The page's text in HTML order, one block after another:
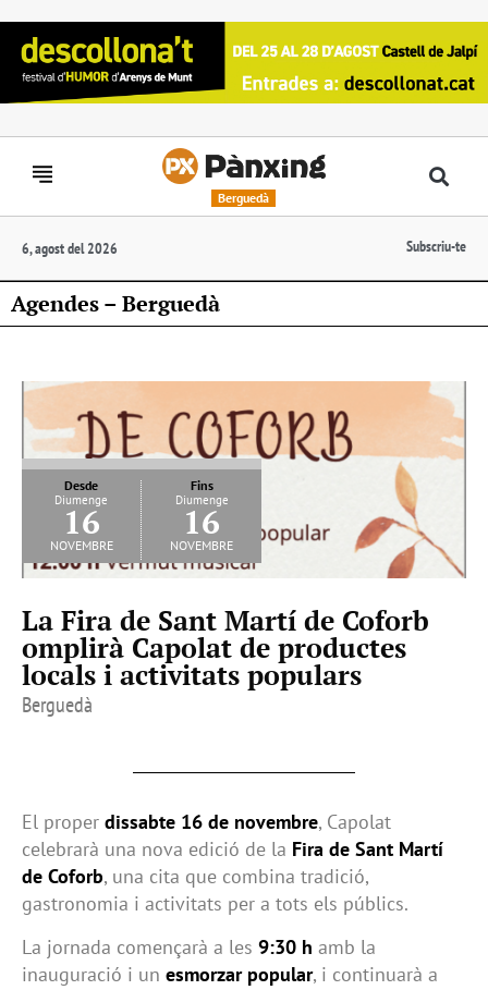
Berguedà
6, agost del 2026 Subscriu-te
Agendes – Berguedà
Desde
Diumenge
16
novembre
Fins
Diumenge
16
novembre
La Fira de Sant Martí de Coforb
omplirà Capolat de productes
locals i activitats populars
Berguedà
El proper dissabte 16 de novembre, Capolat
celebrarà una nova edició de la Fira de Sant Martí
de Coforb, una cita que combina tradició,
gastronomia i activitats per a tots els públics.
La jornada començarà a les 9:30 h amb la
inauguració i un esmorzar popular, i continuarà a